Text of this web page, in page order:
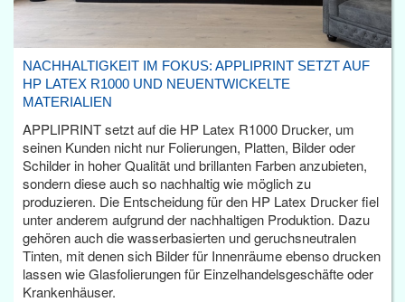
NACHHALTIGKEIT IM FOKUS: APPLIPRINT SETZT AUF
HP LATEX R1000 UND NEUENTWICKELTE
MATERIALIEN
APPLIPRINT setzt auf die HP Latex R1000 Drucker, um
seinen Kunden nicht nur Folierungen, Platten, Bilder oder
Schilder in hoher Qualität und brillanten Farben anzubieten,
sondern diese auch so nachhaltig wie möglich zu
produzieren. Die Entscheidung für den HP Latex Drucker fiel
unter anderem aufgrund der nachhaltigen Produktion. Dazu
gehören auch die wasserbasierten und geruchsneutralen
Tinten, mit denen sich Bilder für Innenräume ebenso drucken
lassen wie Glasfolierungen für Einzelhandelsgeschäfte oder
Krankenhäuser.